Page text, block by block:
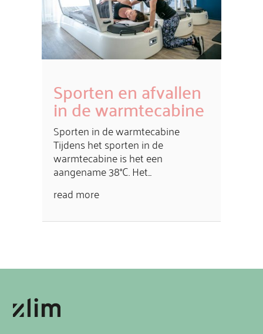
Sporten en afvallen
in de warmtecabine
Sporten in de warmtecabine
Tijdens het sporten in de
warmtecabine is het een
aangename 38°C. Het...
read more